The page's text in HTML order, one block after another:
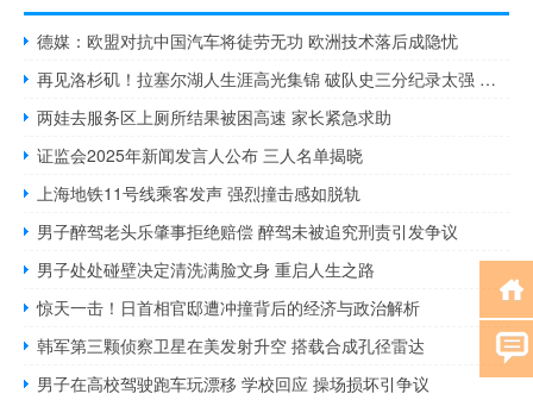
德媒：欧盟对抗中国汽车将徒劳无功 欧洲技术落后成隐忧
再见洛杉矶！拉塞尔湖人生涯高光集锦 破队史三分纪录太强 二次告别湖人
两娃去服务区上厕所结果被困高速 家长紧急求助
证监会2025年新闻发言人公布 三人名单揭晓
上海地铁11号线乘客发声 强烈撞击感如脱轨
男子醉驾老头乐肇事拒绝赔偿 醉驾未被追究刑责引发争议
男子处处碰壁决定清洗满脸文身 重启人生之路
惊天一击！日首相官邸遭冲撞背后的经济与政治解析
韩军第三颗侦察卫星在美发射升空 搭载合成孔径雷达
男子在高校驾驶跑车玩漂移 学校回应 操场损坏引争议